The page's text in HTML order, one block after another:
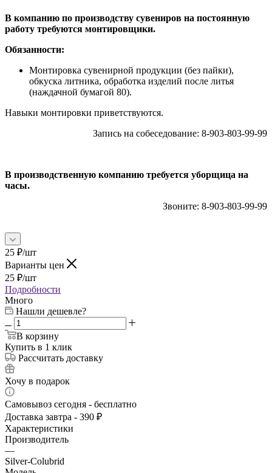
В компанию по производству сувениров на постоянную
работу требуются монтировщики.
Обязанности:
Монтировка сувенирной продукции (без пайки),
обкуска литника, обработка изделий после литья
(наждачной бумагой 80).
Навыки монтировки приветствуются.
Запись на собеседование: 8-903-803-99-99
В производственную компанию требуется уборщица на
часы.
Звоните: 8-903-803-99-99
25 ₽/шт
Варианты цен
25 ₽/шт
Подробности
Много
Нашли дешевле?
В корзину
Купить в 1 клик
Рассчитать доставку
Хочу в подарок
Самовывоз сегодня - бесплатно
Доставка завтра - 390 ₽
Характеристики
Производитель
—
Silver-Colubrid